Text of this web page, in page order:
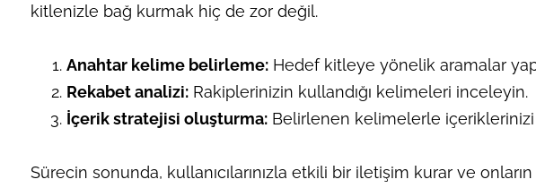
kitlenizle bağ kurmak hiç de zor değil.
Anahtar kelime belirleme:Hedef kitleye yönelik aramalar
Rekabet analizi:Rakiplerinizin kullandığı kelimeleri inceleyin.
İçerik stratejisi oluşturma:Belirlenen kelimelerle
Sürecin sonunda, kullanıcılarınızla etkili bir iletişim kurar ve